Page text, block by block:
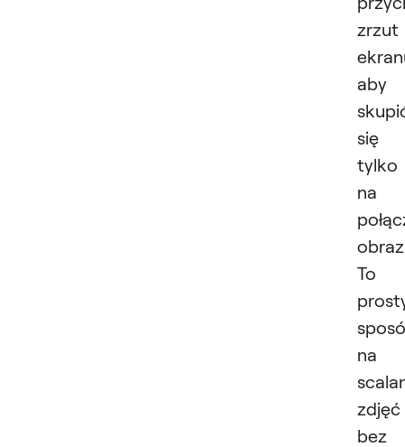
zrzut
aby
się
tylko
na
To
na
zdjęć
bez